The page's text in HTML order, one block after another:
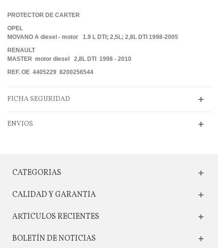
PROTECTOR DE CARTER
OPEL
MOVANO A diesel - motor 1.9 L DTI; 2,5L; 2,8L DTI 1998-2005
RENAULT
MASTER motor diesel 2,8L DTI 1998 - 2010
REF. OE 4405229 8200256544
FICHA SEGURIDAD
ENVIOS
CATEGORIAS
CALIDAD Y GARANTIA
ARTICULOS RECIENTES
BOLETÍN DE NOTICIAS